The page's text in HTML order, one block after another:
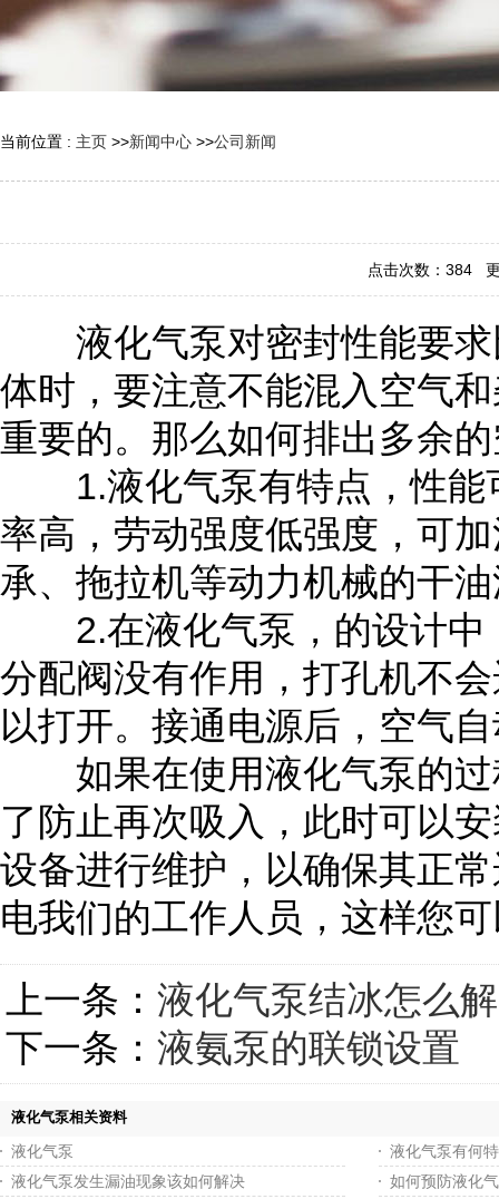
当前位置 : 主页 >>新闻中心 >>公司新闻
点击次数： 384
液化气泵对密封性能要求
体时，要注意不能混入空气
重要的。那么如何排出多余
1.液化气泵有特点，性能
率高，劳动强度低强度，可
承、拖拉机等动力机械的干
2.在液化气泵，的设计中
分配阀没有作用，打孔机不
以打开。接通电源后，空气
如果在使用液化气泵的过
了防止再次吸入，此时可以
设备进行维护，以确保其正
电我们的工作人员，这样您
上一条： 液化气泵结冰怎么
下一条： 液氨泵的联锁设置
液化气泵相关资料
液化气泵
液化气泵有何
液化气泵发生漏油现象该如何解决
如何预防液化